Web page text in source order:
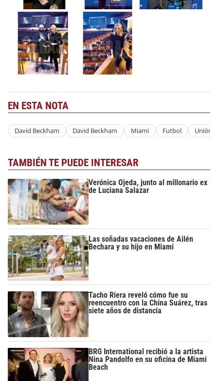
EN ESTA NOTA
David Beckham David Beckham Miami Futbol Unión
TAMBIÉN TE PUEDE INTERESAR
Verónica Ojeda, junto al millonario ex
de Luciana Salazar
Las soñadas vacaciones de Ailén
Bechara y su hijo en Miami
Tacho Riera reveló cómo fue su
reencuentro con la China Suárez, tras
siete años de distancia
BRG International recibió a la artista
Nina Pandolfo en su oficina de Miami
Beach